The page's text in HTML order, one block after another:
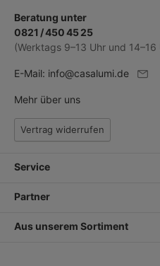
Beratung unter
0821 / 450 45 25
(Werktags 9–13 Uhr und 14–16
E-Mail: info@casalumi.de
Mehr über uns
Vertrag widerrufen
Service
Partner
Aus unserem Sortiment